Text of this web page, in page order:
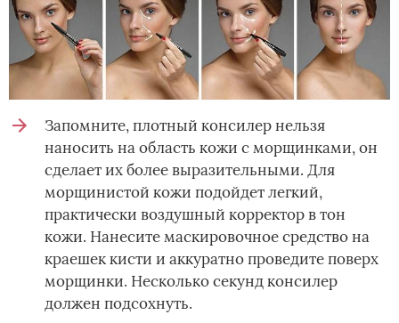
Запомните, плотный консилер нельзя
наносить на область кожи с морщинками, он
сделает их более выразительными. Для
морщинистой кожи подойдет легкий,
практически воздушный корректор в тон
кожи. Нанесите маскировочное средство на
краешек кисти и аккуратно проведите поверх
морщинки. Несколько секунд консилер
должен подсохнуть.